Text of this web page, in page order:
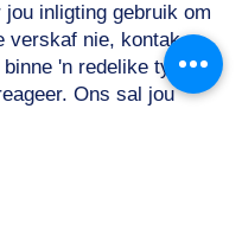
jou inligting gebruik om
verskaf nie, kontak
'n redelike tyd op
Ons sal jou